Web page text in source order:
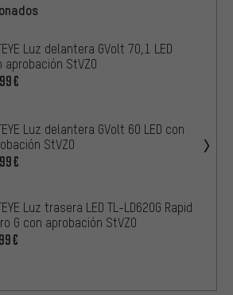
Luz delantera GVolt 70,1 LED
aprobación StVZO
Luz delantera GVolt 60 LED con
StVZO
Luz trasera LED TL-LD620G Rapid
G con aprobación StVZO